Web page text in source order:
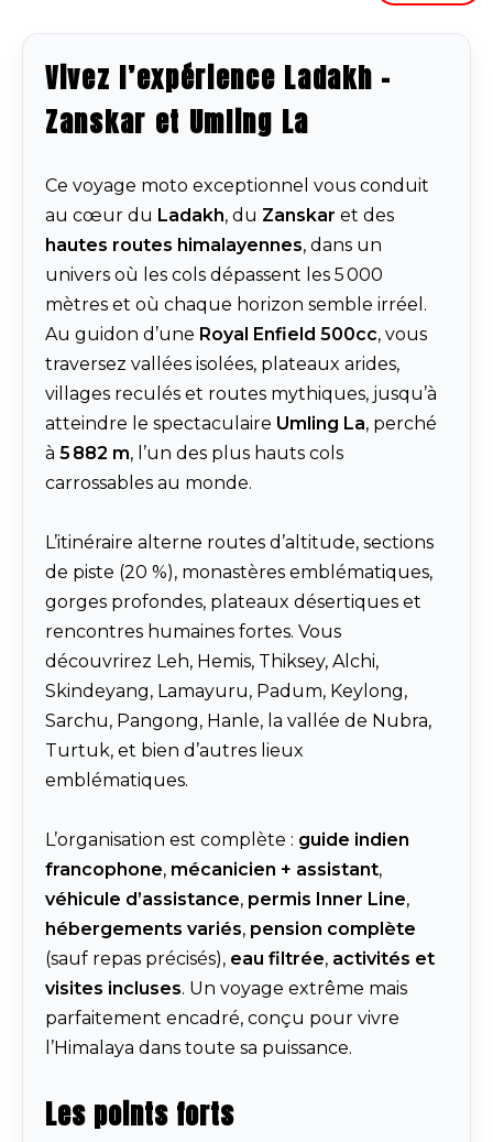
Vivez l’expérience Ladakh -
Zanskar et Umling La
Ce voyage moto exceptionnel vous conduit
au cœur du Ladakh, du Zanskar et des
hautes routes himalayennes, dans un
univers où les cols dépassent les 5 000
mètres et où chaque horizon semble irréel.
Au guidon d’une Royal Enfield 500cc, vous
traversez vallées isolées, plateaux arides,
villages reculés et routes mythiques, jusqu’à
atteindre le spectaculaire Umling La, perché
à 5 882 m, l’un des plus hauts cols
carrossables au monde.
L’itinéraire alterne routes d’altitude, sections
de piste (20 %), monastères emblématiques,
gorges profondes, plateaux désertiques et
rencontres humaines fortes. Vous
découvrirez Leh, Hemis, Thiksey, Alchi,
Skindeyang, Lamayuru, Padum, Keylong,
Sarchu, Pangong, Hanle, la vallée de Nubra,
Turtuk, et bien d’autres lieux
emblématiques.
L’organisation est complète : guide indien
francophone, mécanicien + assistant,
véhicule d’assistance, permis Inner Line,
hébergements variés, pension complète
(sauf repas précisés), eau filtrée, activités et
visites incluses. Un voyage extrême mais
parfaitement encadré, conçu pour vivre
l’Himalaya dans toute sa puissance.
Les points forts